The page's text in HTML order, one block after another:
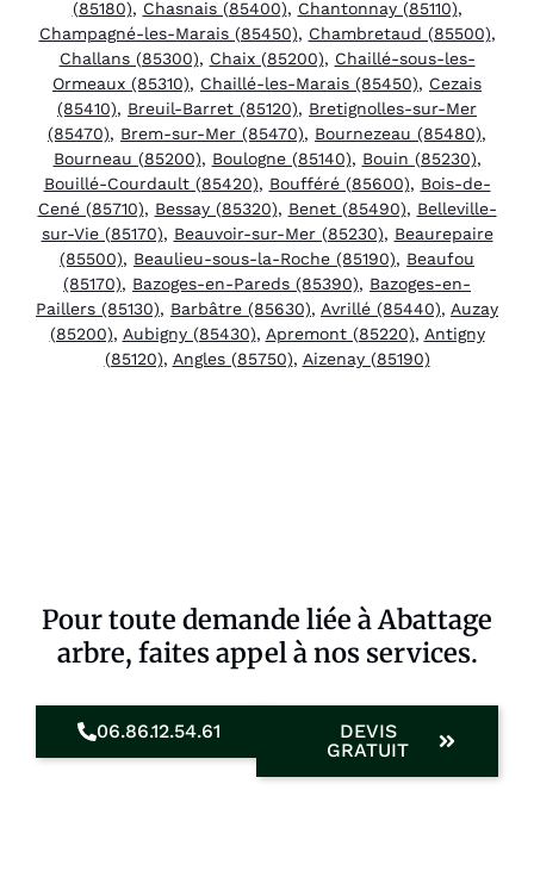
(85180), Chasnais (85400), Chantonnay (85110),
Champagné-les-Marais (85450), Chambretaud (85500),
Challans (85300), Chaix (85200), Chaillé-sous-les-
Ormeaux (85310), Chaillé-les-Marais (85450), Cezais
(85410), Breuil-Barret (85120), Bretignolles-sur-Mer
(85470), Brem-sur-Mer (85470), Bournezeau (85480),
Bourneau (85200), Boulogne (85140), Bouin (85230),
Bouillé-Courdault (85420), Boufféré (85600), Bois-de-
Cené (85710), Bessay (85320), Benet (85490), Belleville-
sur-Vie (85170), Beauvoir-sur-Mer (85230), Beaurepaire
(85500), Beaulieu-sous-la-Roche (85190), Beaufou
(85170), Bazoges-en-Pareds (85390), Bazoges-en-
Paillers (85130), Barbâtre (85630), Avrillé (85440), Auzay
(85200), Aubigny (85430), Apremont (85220), Antigny
(85120), Angles (85750), Aizenay (85190)
Pour toute demande liée à Abattage
arbre, faites appel à nos services.
06.86.12.54.61
DEVIS
GRATUIT